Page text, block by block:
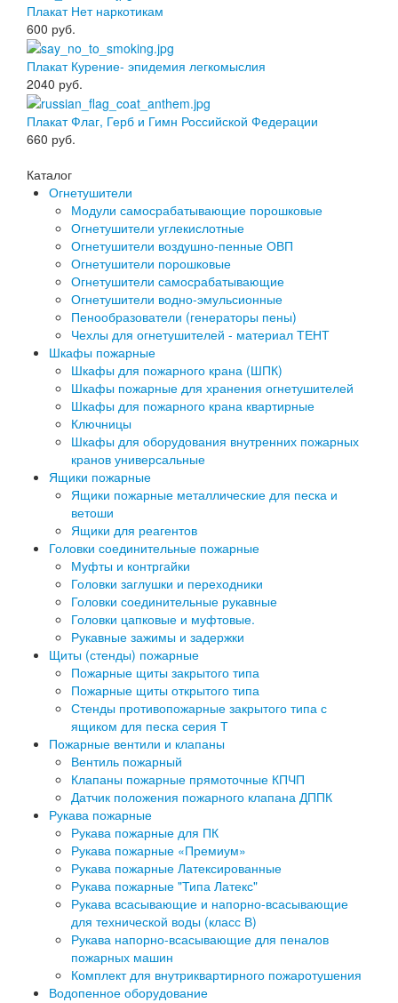
Плакат Нет наркотикам
600 руб.
Плакат Курение- эпидемия легкомыслия
2040 руб.
Плакат Флаг, Герб и Гимн Российской Федерации
660 руб.
Каталог
Огнетушители
Модули самосрабатывающие порошковые
Огнетушители углекислотные
Огнетушители воздушно-пенные ОВП
Огнетушители порошковые
Огнетушители самосрабатывающие
Огнетушители водно-эмульсионные
Пенообразователи (генераторы пены)
Чехлы для огнетушителей - материал ТЕНТ
Шкафы пожарные
Шкафы для пожарного крана (ШПК)
Шкафы пожарные для хранения огнетушителей
Шкафы для пожарного крана квартирные
Ключницы
Шкафы для оборудования внутренних пожарных
кранов универсальные
Ящики пожарные
Ящики пожарные металлические для песка и
ветоши
Ящики для реагентов
Головки соединительные пожарные
Муфты и контргайки
Головки заглушки и переходники
Головки соединительные рукавные
Головки цапковые и муфтовые.
Рукавные зажимы и задержки
Щиты (стенды) пожарные
Пожарные щиты закрытого типа
Пожарные щиты открытого типа
Стенды противопожарные закрытого типа с
ящиком для песка серия Т
Пожарные вентили и клапаны
Вентиль пожарный
Клапаны пожарные прямоточные КПЧП
Датчик положения пожарного клапана ДППК
Рукава пожарные
Рукава пожарные для ПК
Рукава пожарные «Премиум»
Рукава пожарные Латексированные
Рукава пожарные "Типа Латекс"
Рукава всасывающие и напорно-всасывающие
для технической воды (класс В)
Рукава напорно-всасывающие для пеналов
пожарных машин
Комплект для внутриквартирного пожаротушения
Водопенное оборудование